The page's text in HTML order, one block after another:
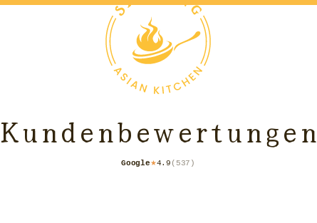
Kundenbewertungen
Google★4.9 ( 537 )